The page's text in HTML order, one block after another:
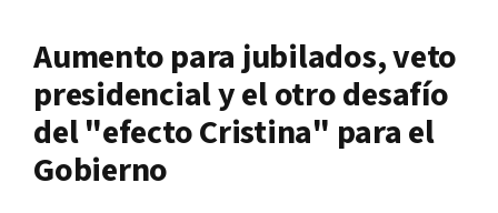
Aumento para jubilados, veto
presidencial y el otro desafío
del "efecto Cristina" para el
Gobierno